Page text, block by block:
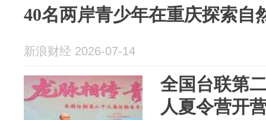
40名两岸青少年在重庆探索自
新浪财经 2026-07-14
全国台联第
人夏令营开